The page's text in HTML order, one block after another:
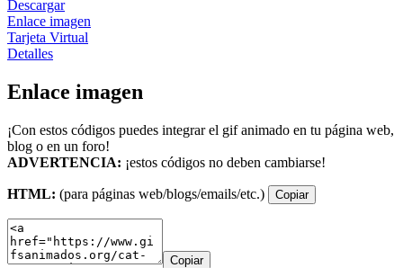
Descargar
Enlace imagen
Tarjeta Virtual
Detalles
Enlace imagen
¡Con estos códigos puedes integrar el gif animado en tu página web,
blog o en un foro!
ADVERTENCIA: ¡estos códigos no deben cambiarse!
HTML: (para páginas web/blogs/emails/etc.) Copiar
Copiar